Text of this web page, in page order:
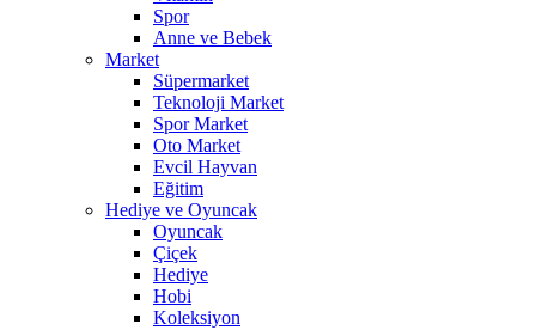
Spor
Anne ve Bebek
Market
Süpermarket
Teknoloji Market
Spor Market
Oto Market
Evcil Hayvan
Eğitim
Hediye ve Oyuncak
Oyuncak
Çiçek
Hediye
Hobi
Koleksiyon